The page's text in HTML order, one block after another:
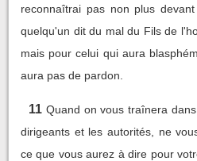
reconnaîtrai pas non plus
quelqu'un dit du mal du Fils de
mais pour celui qui aura
aura pas de pardon.
11 Quand on vous traînera
dirigeants et les autorités, ne
ce que vous aurez à dire pour